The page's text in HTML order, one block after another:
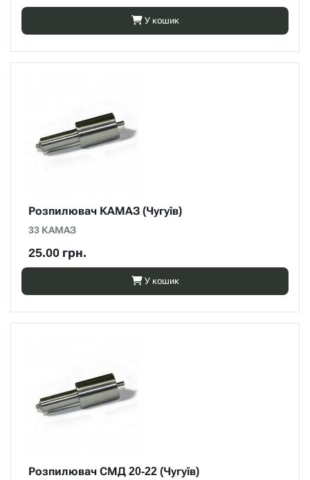
У кошик
Розпилювач КАМАЗ (Чугуїв)
33 КАМАЗ
25.00 грн.
У кошик
Розпилювач СМД 20-22 (Чугуїв)